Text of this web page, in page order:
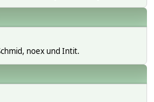
noex und Intit.